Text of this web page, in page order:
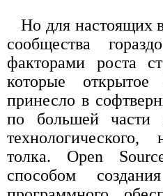
Но для настоящих
сообщества
факторами роста
которые
принесло в
по большей части
толка. Open
способом